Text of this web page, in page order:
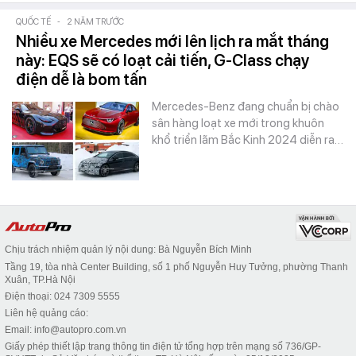
QUỐC TẾ - 2 NĂM TRƯỚC
Nhiều xe Mercedes mới lên lịch ra mắt tháng
này: EQS sẽ có loạt cải tiến, G-Class chạy
điện dễ là bom tấn
Mercedes-Benz đang chuẩn bị chào
sân hàng loạt xe mới trong khuôn
khổ triển lãm Bắc Kinh 2024 diễn ra…
Chịu trách nhiệm quản lý nội dung: Bà Nguyễn Bích Minh
Tầng 19, tòa nhà Center Building, số 1 phố Nguyễn Huy Tưởng, phường Thanh
Xuân, TP.Hà Nội
Điện thoại: 024 7309 5555
Liên hệ quảng cáo:
Email: info@autopro.com.vn
Giấy phép thiết lập trang thông tin điện tử tổng hợp trên mạng số 736/GP-